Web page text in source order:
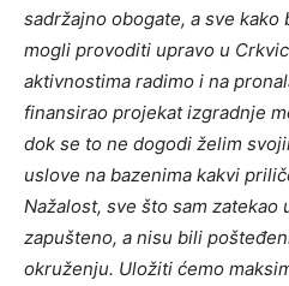
sadržajno obogate, a sve
mogli provoditi upravo u
aktivnostima radimo i na
finansirao projekat izgradnje
dok se to ne dogodi želim
uslove na bazenima kakvi
Nažalost, sve što sam zatekao
zapušteno, a nisu bili
okruženju. Uložiti ćemo